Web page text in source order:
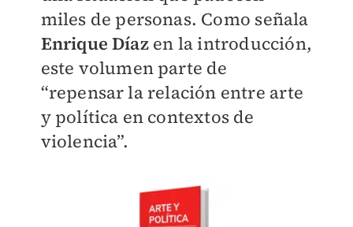
miles de personas. Como señala
Enrique Díaz en la introducción,
este volumen parte de
“repensar la relación entre arte
y política en contextos de
violencia”.